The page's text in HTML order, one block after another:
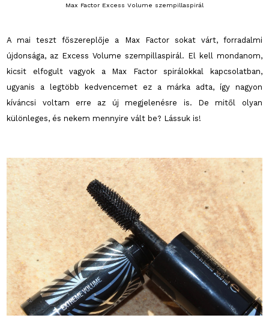
Max Factor Excess Volume szempillaspirál
A mai teszt főszereplője a Max Factor sokat várt, forradalmi
újdonsága, az Excess Volume szempillaspirál. El kell mondanom,
kicsit elfogult vagyok a Max Factor spirálokkal kapcsolatban,
ugyanis a legtöbb kedvencemet ez a márka adta, így nagyon
kíváncsi voltam erre az új megjelenésre is. De mitől olyan
különleges, és nekem mennyire vált be? Lássuk is!